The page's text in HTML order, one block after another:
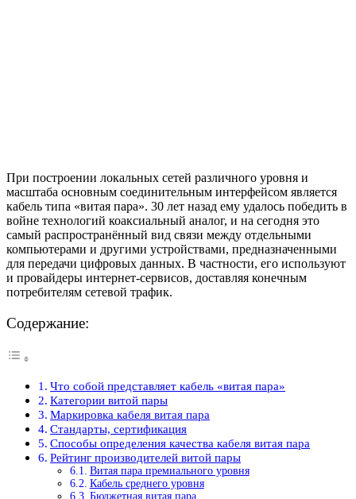
При построении локальных сетей различного уровня и
масштаба основным соединительным интерфейсом является
кабель типа «витая пара». 30 лет назад ему удалось победить в
войне технологий коаксиальный аналог, и на сегодня это
самый распространённый вид связи между отдельными
компьютерами и другими устройствами, предназначенными
для передачи цифровых данных. В частности, его используют
и провайдеры интернет-сервисов, доставляя конечным
потребителям сетевой трафик.
Содержание:
Что собой представляет кабель «витая пара»
Категории витой пары
Маркировка кабеля витая пара
Стандарты, сертификация
Способы определения качества кабеля витая пара
Рейтинг производителей витой пары
Витая пара премиального уровня
Кабель среднего уровня
Бюджетная витая пара